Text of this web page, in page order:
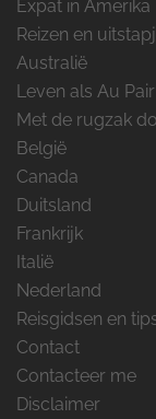
Expat in Amerika
Reizen en
Australië
Leven als Au
Met de rugzak
België
Canada
Duitsland
Frankrijk
Italië
Nederland
Reisgidsen en
Contact
Contacteer me
Disclaimer